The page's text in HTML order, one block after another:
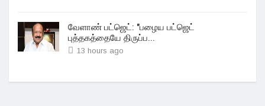
வேளாண் பட்ஜெட்: "பழைய பட்ஜெட்
புத்தகத்தையே திருப்ப...
13 hours ago